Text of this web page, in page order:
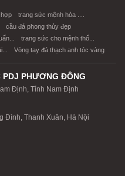
trang sức mệnh hỏa ....
cầu đá phong thủy đẹp
trang sức cho mệnh thổ...
Vòng tay đá thạch anh tóc vàng
PDJ PHƯƠNG ĐÔNG
Định, Tỉnh Nam Định
Đình, Thanh Xuân, Hà Nội